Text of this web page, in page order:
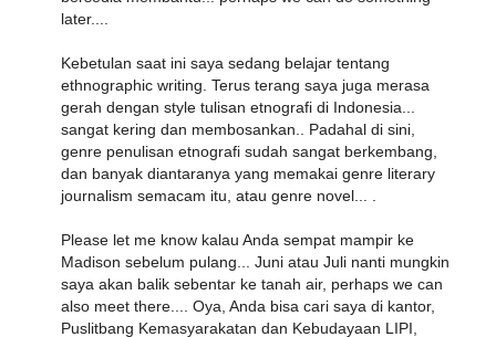
later....
Kebetulan saat ini saya sedang belajar tentang
ethnographic writing. Terus terang saya juga merasa
gerah dengan style tulisan etnografi di Indonesia...
sangat kering dan membosankan.. Padahal di sini,
genre penulisan etnografi sudah sangat berkembang,
dan banyak diantaranya yang memakai genre literary
journalism semacam itu, atau genre novel... .
Please let me know kalau Anda sempat mampir ke
Madison sebelum pulang... Juni atau Juli nanti mungkin
saya akan balik sebentar ke tanah air, perhaps we can
also meet there.... Oya, Anda bisa cari saya di kantor,
Puslitbang Kemasyarakatan dan Kebudayaan LIPI,